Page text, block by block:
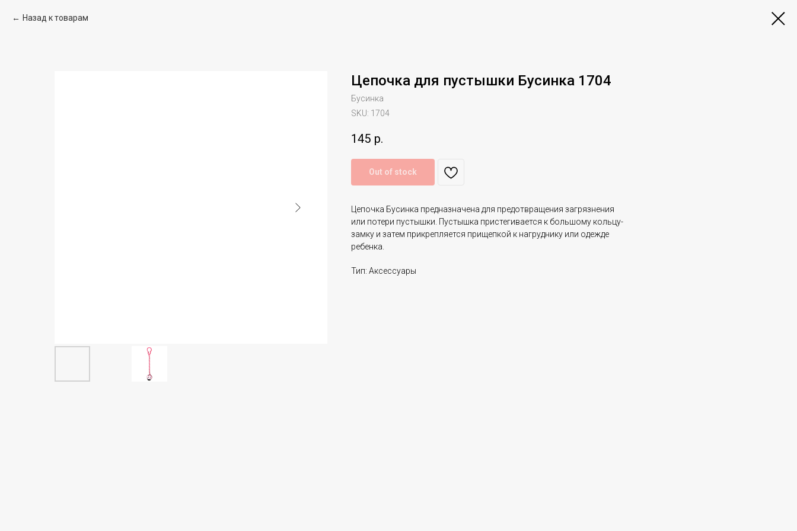
Назад к товарам
Цепочка для пустышки Бусинка 1704
Бусинка
SKU: 1704
145 р.
Out of stock
Цепочка Бусинка предназначена для предотвращения загрязнения
или потери пустышки. Пустышка пристегивается к большому кольцу-
замку и затем прикрепляется прищепкой к нагруднику или одежде
ребенка.
Тип: Аксессуары